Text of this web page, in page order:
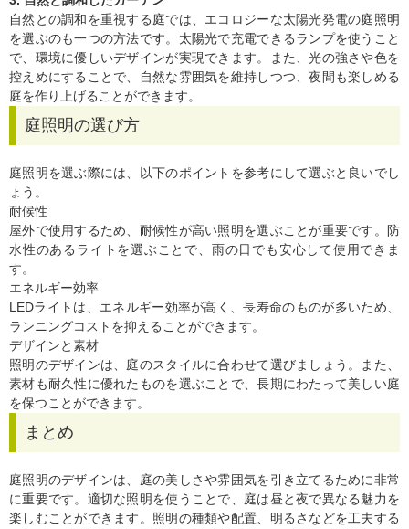
自然との調和を重視する庭では、エコロジーな太陽光発電の庭照明
を選ぶのも一つの方法です。太陽光で充電できるランプを使うこと
で、環境に優しいデザインが実現できます。また、光の強さや色を
控えめにすることで、自然な雰囲気を維持しつつ、夜間も楽しめる
庭を作り上げることができます。
庭照明の選び方
庭照明を選ぶ際には、以下のポイントを参考にして選ぶと良いでし
ょう。
耐候性
屋外で使用するため、耐候性が高い照明を選ぶことが重要です。防
水性のあるライトを選ぶことで、雨の日でも安心して使用できま
す。
エネルギー効率
LEDライトは、エネルギー効率が高く、長寿命のものが多いため、
ランニングコストを抑えることができます。
デザインと素材
照明のデザインは、庭のスタイルに合わせて選びましょう。また、
素材も耐久性に優れたものを選ぶことで、長期にわたって美しい庭
を保つことができます。
まとめ
庭照明のデザインは、庭の美しさや雰囲気を引き立てるために非常
に重要です。適切な照明を使うことで、庭は昼と夜で異なる魅力を
楽しむことができます。照明の種類や配置、明るさなどを工夫する